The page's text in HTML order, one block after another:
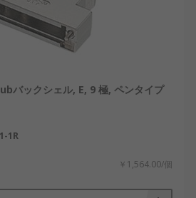
バックシェル, E, 9 極, ペンタイプ
1R
￥1,564.00/個